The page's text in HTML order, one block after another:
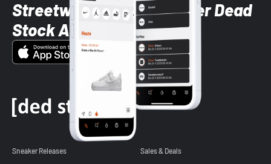
Streetwear-Brands mit der Dead
Stock App
Sneaker Releases Sales & Deals